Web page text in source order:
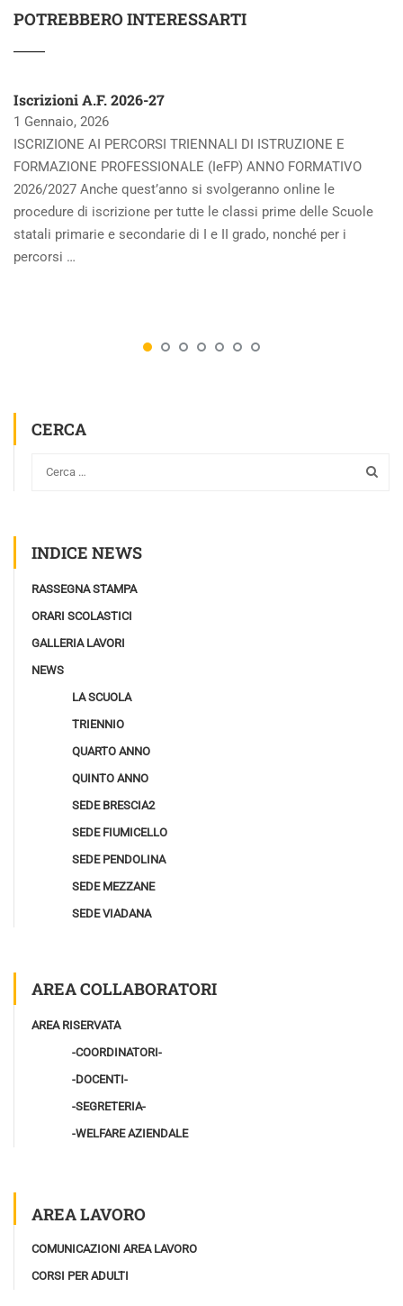
POTREBBERO INTERESSARTI
Iscrizioni A.F. 2026-27
1 Gennaio, 2026
ISCRIZIONE AI PERCORSI TRIENNALI DI ISTRUZIONE E
FORMAZIONE PROFESSIONALE (IeFP) ANNO FORMATIVO
2026/2027 Anche quest’anno si svolgeranno online le
procedure di iscrizione per tutte le classi prime delle Scuole
statali primarie e secondarie di I e II grado, nonché per i
percorsi …
CERCA
INDICE NEWS
RASSEGNA STAMPA
ORARI SCOLASTICI
GALLERIA LAVORI
NEWS
LA SCUOLA
TRIENNIO
QUARTO ANNO
QUINTO ANNO
SEDE BRESCIA2
SEDE FIUMICELLO
SEDE PENDOLINA
SEDE MEZZANE
SEDE VIADANA
AREA COLLABORATORI
AREA RISERVATA
-COORDINATORI-
-DOCENTI-
-SEGRETERIA-
-WELFARE AZIENDALE
AREA LAVORO
COMUNICAZIONI AREA LAVORO
CORSI PER ADULTI